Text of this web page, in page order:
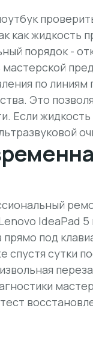
как жидкость
порядок -
мастерской
по линиям
Это
Если
IdeaPad
под
сутки